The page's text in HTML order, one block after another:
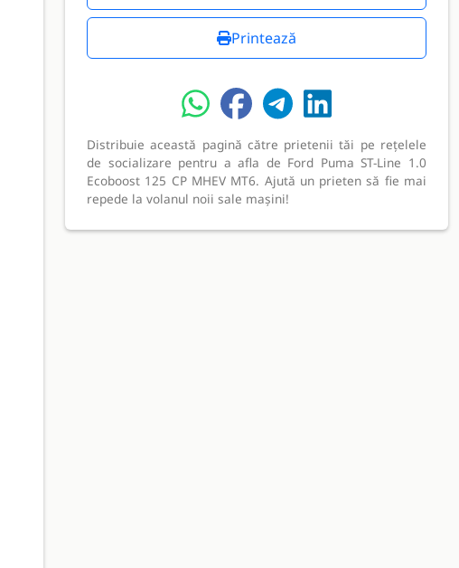
Printează
Distribuie această pagină către prietenii tăi pe rețelele
de socializare pentru a afla de Ford Puma ST-Line 1.0
Ecoboost 125 CP MHEV MT6. Ajută un prieten să fie mai
repede la volanul noii sale mașini!